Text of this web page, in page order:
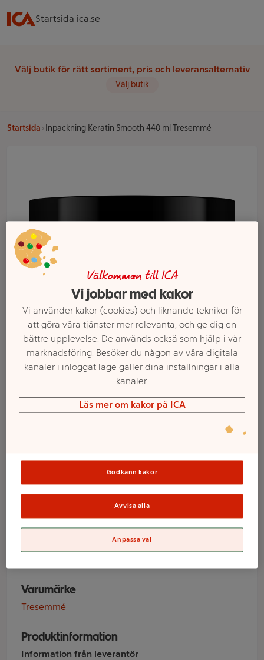
Startsida ica.se
Välj butik för rätt sortiment, pris och leveransalternativ
Välj butik
Startsida Inpackning Keratin Smooth 440 ml Tresemmé
Inpackning
Keratin Smooth
440 ml Tresemmé
Varumärke
Tresemmé
Produktinformation
Information från leverantör
Välj butik och handla
Välkommen till ICA
Vi jobbar med kakor
Vi använder kakor (cookies) och liknande tekniker för
att göra våra tjänster mer relevanta, och ge dig en
bättre upplevelse. De används också som hjälp i vår
marknadsföring. Besöker du någon av våra digitala
kanaler i inloggat läge gäller dina inställningar i alla
kanaler.
Läs mer om kakor på ICA
Godkänn kakor
Avvisa alla
Anpassa val